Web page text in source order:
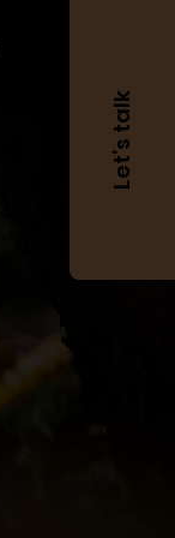
Let’s talk